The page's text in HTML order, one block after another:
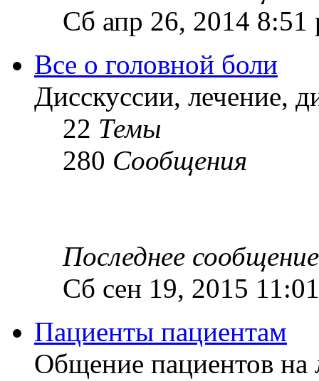
Сб апр 26, 2014 8:51
Все о головной боли
Дисскуссии, лечение,
22 Темы
280 Сообщения
Последнее сообщение
Сб сен 19, 2015
Пациенты пациентам
Общение пациентов